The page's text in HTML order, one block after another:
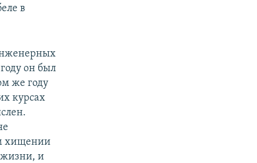
в
он был
же году
курсах
хищении
жизни, и